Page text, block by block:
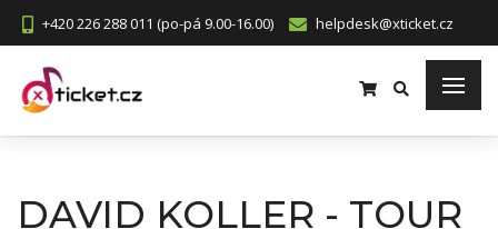
+420 226 288 011 (po-pá 9.00-16.00) helpdesk@xticket.cz
DAVID KOLLER - TOUR